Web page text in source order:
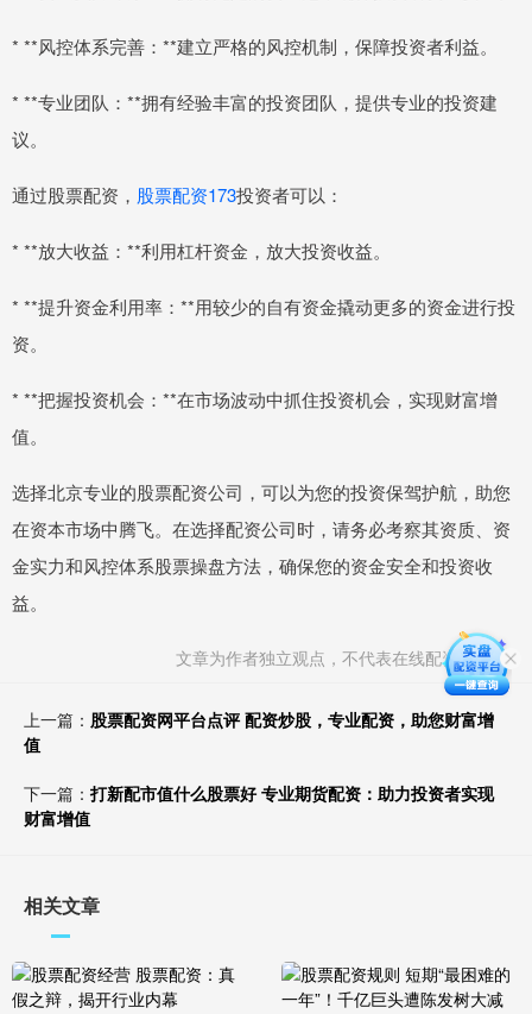
* **风控体系完善：**建立严格的风控机制，保障投资者利益。
* **专业团队：**拥有经验丰富的投资团队，提供专业的投资建
议。
通过股票配资， 股票配资173投资者可以：
* **放大收益：**利用杠杆资金，放大投资收益。
* **提升资金利用率：**用较少的自有资金撬动更多的资金进行投
资。
* **把握投资机会：**在市场波动中抓住投资机会，实现财富增
值。
选择北京专业的股票配资公司，可以为您的投资保驾护航，助您
在资本市场中腾飞。在选择配资公司时，请务必考察其资质、资
金实力和风控体系股票操盘方法，确保您的资金安全和投资收
益。
文章为作者独立观点，不代表在线配资网观点
上一篇： 股票配资网平台点评 配资炒股，专业配资，助您财富增
值
下一篇： 打新配市值什么股票好 专业期货配资：助力投资者实现
财富增值
相关文章